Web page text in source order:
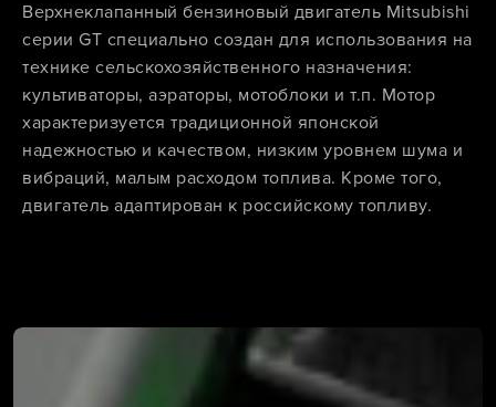
Верхнеклапанный бензиновый двигатель Mitsubishi
серии GT специально создан для использования на
технике сельскохозяйственного назначения:
культиваторы, аэраторы, мотоблоки и т.п. Мотор
характеризуется традиционной японской
надежностью и качеством, низким уровнем шума и
вибраций, малым расходом топлива. Кроме того,
двигатель адаптирован к российскому топливу.